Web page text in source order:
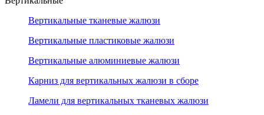
Вертикальные тканевые жалюзи
Вертикальные пластиковые жалюзи
Вертикальные алюминиевые жалюзи
Карниз для вертикальных жалюзи в сборе
Ламели для вертикальных тканевых жалюзи